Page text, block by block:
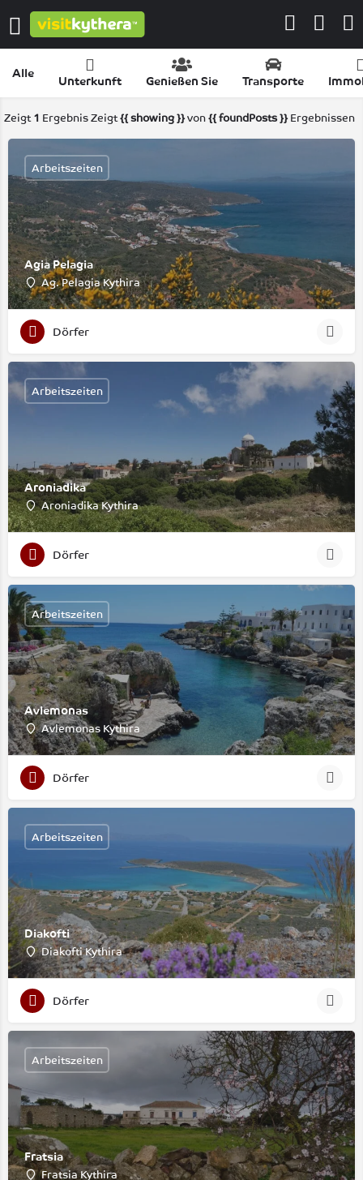
Alle
Unterkunft Genießen Sie Transporte
Zeigt 1 Ergebnis Zeigt{{ showing }}von {{ foundPosts }}Ergebnissen
Agia Pelagia
Ag. Pelagia Kythira
Arbeitszeiten
Dörfer
Aroniadika
Aroniadika Kythira
Arbeitszeiten
Dörfer
Avlemonas
Avlemonas Kythira
Arbeitszeiten
Dörfer
Diakofti
Diakofti Kythira
Arbeitszeiten
Dörfer
Fratsia
Fratsia Kythira
Arbeitszeiten